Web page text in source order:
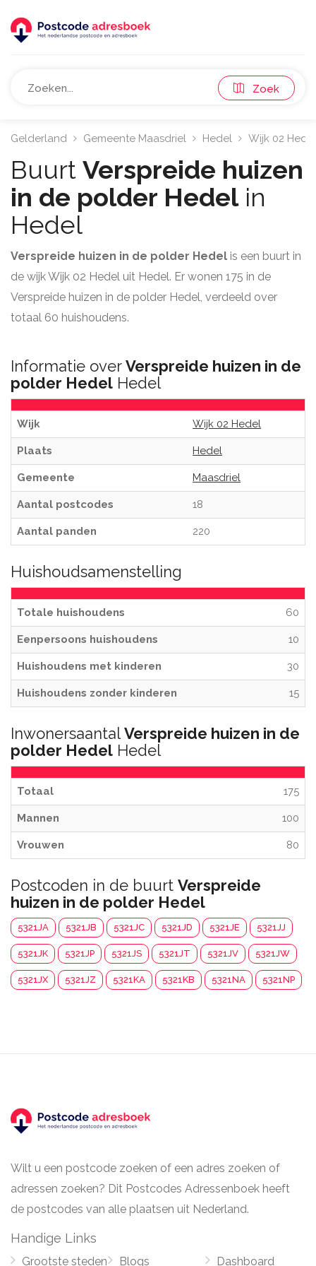
Zoek
Gelderland Gemeente Maasdriel Hedel Wijk 02 Hedel
Buurt Verspreide huizen
in de polder Hedelin
Hedel
Verspreide huizen in de polder Hedel is een buurt in
de wijk Wijk 02 Hedel uit Hedel. Er wonen 175 in de
Verspreide huizen in de polder Hedel, verdeeld over
totaal 60 huishoudens.
Informatie overVerspreide huizen in de
polder Hedel Hedel
Wijk Wijk 02 Hedel
Plaats Hedel
Gemeente Maasdriel
Aantal postcodes 18
Aantal panden 220
Huishoudsamenstelling
Totale huishoudens 60
Eenpersoons huishoudens 10
Huishoudens met kinderen 30
Huishoudens zonder kinderen 15
InwonersaantalVerspreide huizen in de
polder Hedel Hedel
Totaal 175
Mannen 100
Vrouwen 80
Postcoden in de buurt Verspreide
huizen in de polder Hedel
5321JA 5321JB 5321JC 5321JD 5321JE 5321JJ
5321JK 5321JP 5321JS 5321JT 5321JV 5321JW
5321JX 5321JZ 5321KA 5321KB 5321NA 5321NP
Wilt u een postcode zoeken of een adres zoeken of
adressen zoeken? Dit Postcodes Adressenboek heeft
de postcodes van alle plaatsen uit Nederland.
Handige Links
Grootste steden Blogs Dashboard